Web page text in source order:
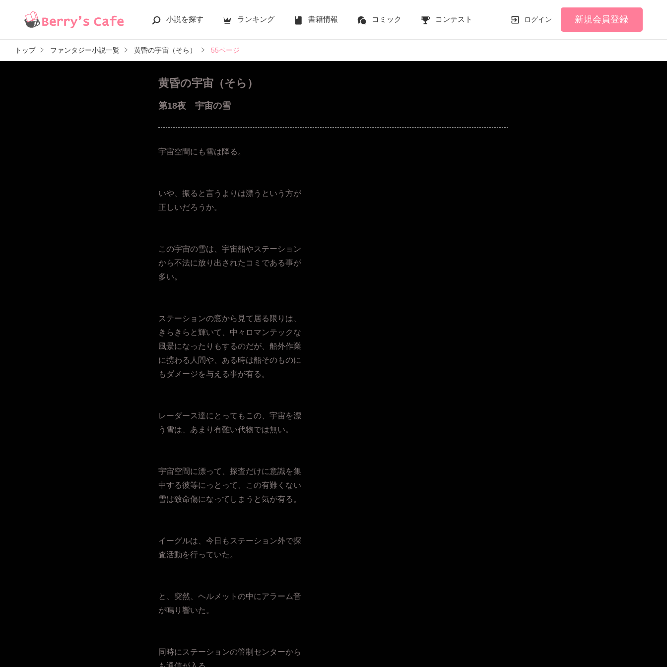
小説を探す ランキング 書籍情報 コミック コンテスト ログイン 新規会員登録
トップ ファンタジー小説一覧 黄昏の宇宙（そら） 55ページ
黄昏の宇宙（そら）
第18夜 宇宙の雪
宇宙空間にも雪は降る。
いや、振ると言うよりは漂うという方が
正しいだろうか。
この宇宙の雪は、宇宙船やステーション
から不法に放り出されたコミである事が
多い。
ステーションの窓から見て居る限りは、
きらきらと輝いて、中々ロマンテックな
風景になったりもするのだが、船外作業
に携わる人間や、ある時は船そのものに
もダメージを与える事が有る。
レーダース達にとってもこの、宇宙を漂
う雪は、あまり有難い代物では無い。
宇宙空間に漂って、探査だけに意識を集
中する彼等にっとって、この有難くない
雪は致命傷になってしまうと気が有る。
イーグルは、今日もステーション外で探
査活動を行っていた。
と、突然、ヘルメットの中にアラーム音
が鳴り響いた。
同時にステーションの管制センターから